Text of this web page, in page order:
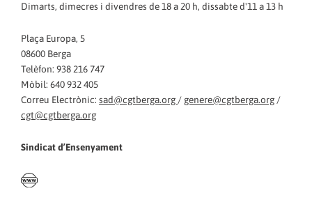
Dimarts, dimecres i divendres de 18 a 20 h, dissabte d'11 a 13 h
Plaça Europa, 5
08600 Berga
Telèfon: 938 216 747
Mòbil: 640 932 405
Correu Electrònic: sad@cgtberga.org/ genere@cgtberga.org/
cgt@cgtberga.org
Sindicat d’Ensenyament